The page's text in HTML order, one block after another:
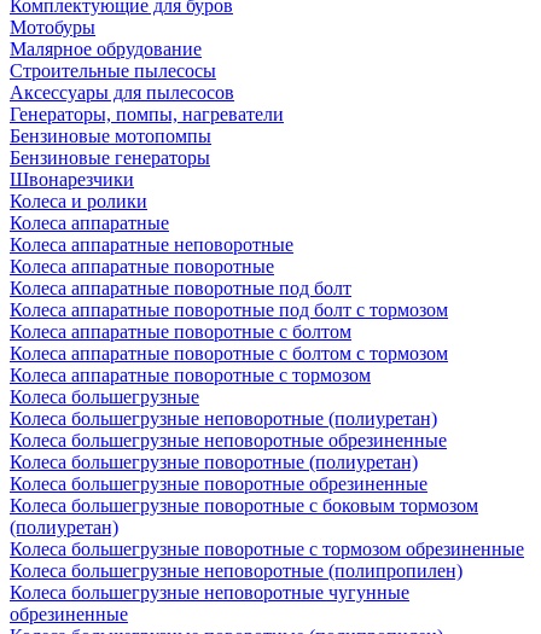
Комплектующие для буров
Мотобуры
Малярное обрудование
Строительные пылесосы
Аксессуары для пылесосов
Генераторы, помпы, нагреватели
Бензиновые мотопомпы
Бензиновые генераторы
Швонарезчики
Колеса и ролики
Колеса аппаратные
Колеса аппаратные неповоротные
Колеса аппаратные поворотные
Колеса аппаратные поворотные под болт
Колеса аппаратные поворотные под болт с тормозом
Колеса аппаратные поворотные с болтом
Колеса аппаратные поворотные с болтом с тормозом
Колеса аппаратные поворотные с тормозом
Колеса большегрузные
Колеса большегрузные неповоротные (полиуретан)
Колеса большегрузные неповоротные обрезиненные
Колеса большегрузные поворотные (полиуретан)
Колеса большегрузные поворотные обрезиненные
Колеса большегрузные поворотные с боковым тормозом
(полиуретан)
Колеса большегрузные поворотные с тормозом обрезиненные
Колеса большегрузные неповоротные (полипропилен)
Колеса большегрузные неповоротные чугунные
обрезиненные